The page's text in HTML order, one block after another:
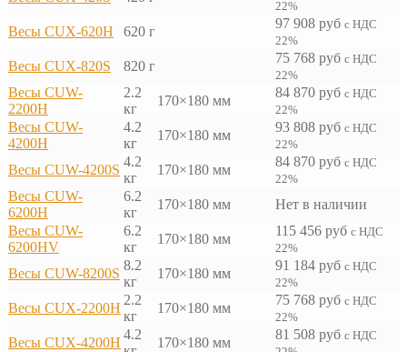
22%
Весы CUX-620H 620 г
97 908 руб с НДС
22%
Весы CUX-820S 820 г
75 768 руб с НДС
22%
Весы CUW-
2200H
2.2
кг
170×180 мм
84 870 руб с НДС
22%
Весы CUW-
4200H
4.2
кг
170×180 мм
93 808 руб с НДС
22%
Весы CUW-4200S
4.2
кг
170×180 мм
84 870 руб с НДС
22%
Весы CUW-
6200H
6.2
кг
170×180 мм
Нет в наличии
Весы CUW-
6200HV
6.2
кг
170×180 мм
115 456 руб с НДС
22%
Весы CUW-8200S
8.2
кг
170×180 мм
91 184 руб с НДС
22%
Весы CUX-2200H
2.2
кг
170×180 мм
75 768 руб с НДС
22%
Весы CUX-4200H
4.2
170×180 мм
81 508 руб с НДС